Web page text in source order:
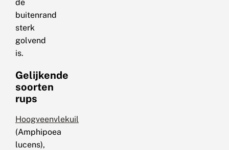
de
buitenrand
sterk
golvend
is.
Gelijkende
soorten
rups
Hoogveenvlekuil
(Amphipoea
lucens),